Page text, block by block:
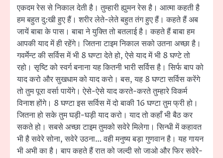
एकदम रेस से निकाल देती है। तुम्हारी ह्युमन रेस है। आत्मा कहती है
हम बहुत दु:खी हुए हैं। शरीर लेते-लेते बहुत तंग हुए हैं। कहते हैं अब
जायें बाबा के पास। बाबा ने युक्ति तो बतलाई है। कहते हैं बाबा हम
आपकी याद में ही रहेंगे। जितना टाइम निकाल सको उतना अच्छा है।
गवर्मेन्ट की सर्विस में भी 8 घण्टा देते हो, ऐसे याद में भी 8 घण्टे तो
रहो। सृष्टि को स्वर्ग बनाना यह कितनी भारी सर्विस है। सिर्फ बाप को
याद करो और सुखधाम को याद करो। बस, यह 8 घण्टा सर्विस करेंगे
तो तुम पूरा वर्सा पायेंगे। ऐसे-ऐसे याद करते-करते तुम्हारे विकर्म
विनाश होंगे। 8 घण्टा इस सर्विस में दो बाकी 16 घण्टा तुम फ्री हो।
जितना हो सके तुम घड़ी-घड़ी याद करो। याद तो कहाँ भी बैठ कर
सकते हो। सबसे अच्छा टाइम तुमको सवेरे मिलेगा। सिन्धी में कहावत
भी है सवेरे सोना, सवेरे उठना… वही मनुष्य बड़ा गुणवान है। यह गायन
भी अभी का है। बाप कहते हैं रात को जल्दी सो जाओ और फिर सवेरे-